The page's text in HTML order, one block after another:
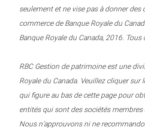
seulement et ne vise pas à donner
commerce de Banque Royale du
Banque Royale du Canada, 2016. Tous
RBC Gestion de patrimoine est une
Royale du Canada. Veuillez cliquer sur
qui figure au bas de cette page pour
entités qui sont des sociétés membres
Nous n’approuvons ni ne